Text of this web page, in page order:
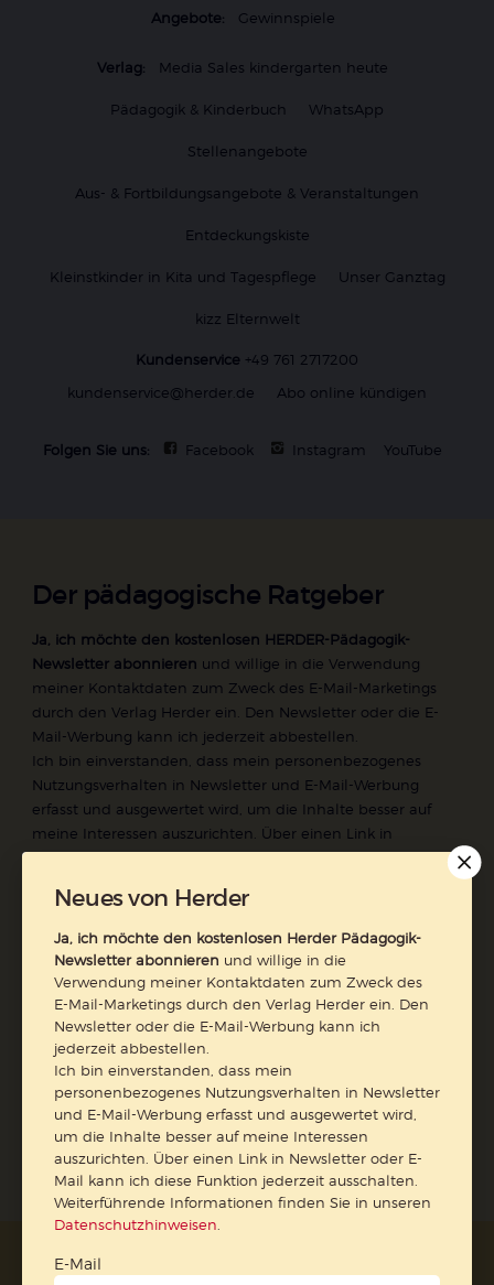
Angebote: Gewinnspiele
Verlag: Media Sales kindergarten heute
Pädagogik & Kinderbuch WhatsApp
Stellenangebote
Aus- & Fortbildungsangebote & Veranstaltungen
Entdeckungskiste
Kleinstkinder in Kita und Tagespflege Unser Ganztag
kizz Elternwelt
Kundenservice +49 761 2717200
kundenservice@herder.de
Abo online kündigen
Folgen Sie uns: Facebook Instagram YouTube
Der pädagogische Ratgeber
Ja, ich möchte den kostenlosen HERDER-Pädagogik-
Newsletter abonnieren und willige in die Verwendung
meiner Kontaktdaten zum Zweck des E-Mail-Marketings
durch den Verlag Herder ein. Den Newsletter oder die E-
Mail-Werbung kann ich jederzeit abbestellen.
Ich bin einverstanden, dass mein personenbezogenes
Nutzungsverhalten in Newsletter und E-Mail-Werbung
erfasst und ausgewertet wird, um die Inhalte besser auf
meine Interessen auszurichten. Über einen Link in
Newsletter oder E-Mail kann ich diese Funktion jederzeit
Weiterführende Informationen finden Sie in unseren
Datenschutzhinweisen
.
E-Mail
Jetzt anmelden
AGB und Widerrufsbelehrung
Neues von Herder
Ja, ich möchte den kostenlosen Herder Pädagogik-
Newsletter abonnieren und willige in die
Verwendung meiner Kontaktdaten zum Zweck des
E-Mail-Marketings durch den Verlag Herder ein. Den
Newsletter oder die E-Mail-Werbung kann ich
jederzeit abbestellen.
Ich bin einverstanden, dass mein
personenbezogenes Nutzungsverhalten in Newsletter
und E-Mail-Werbung erfasst und ausgewertet wird,
um die Inhalte besser auf meine Interessen
auszurichten. Über einen Link in Newsletter oder E-
Mail kann ich diese Funktion jederzeit ausschalten.
Weiterführende Informationen finden Sie in unseren
Datenschutzhinweisen
E-Mail